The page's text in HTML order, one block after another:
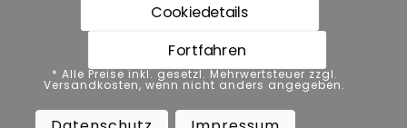
* Alle Preise inkl. gesetzl. Mehrwertsteuer zzgl.
Versandkosten, wenn nicht anders angegeben.
Datenschutz Impressum
Cookiedetails
Fortfahren
* Alle Preise inkl. gesetzl. Mehrwertsteuer zzgl.
Versandkosten, wenn nicht anders angegeben.